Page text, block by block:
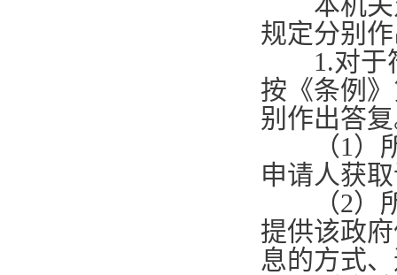
规定分别
1.对于
按《条例
别作出答
（1 ）
申请人获
（2）
提供该政
息的方式